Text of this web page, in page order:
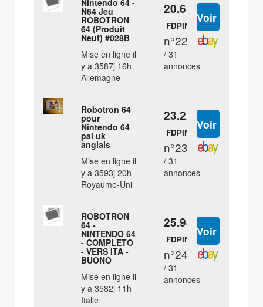
Nintendo 64 -
N64 Jeu
ROBOTRON
64 (Produit
Neuf) #028B
Mise en ligne il
y a 3587j 16h
Allemagne
20.61 €
FDPIN
n°22
/ 31
annonces
Robotron 64
pour
Nintendo 64
pal uk
anglais
Mise en ligne il
y a 3593j 20h
Royaume-Uni
23.22 €
FDPIN
n°23
/ 31
annonces
ROBOTRON
64 -
NINTENDO 64
- COMPLETO
- VERS ITA -
BUONO
Mise en ligne il
y a 3582j 11h
Italie
25.98 €
FDPIN
n°24
/ 31
annonces